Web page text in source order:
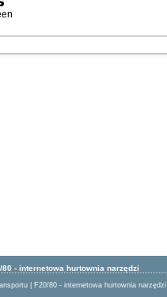
24/25
- internetowa hurtownia narzędzi
F20/80 - internetowa hurtownia narzędzi